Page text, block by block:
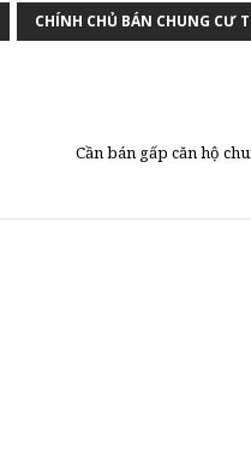
CHÍNH CHỦ BÁN CHUNG CƯ
Cần bán gấp căn hộ